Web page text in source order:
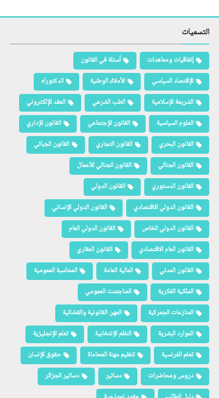
التسميات
إتفاقيات ومعاهدات
أسئلة في القانون
الإقتصاد السياسي
الأملاك الوطنية
الدكتوراه
الشريعة الإسلامية
الطب الشرعي
العقد الإلكتروني
العلوم السياسية
القانون الإجتماعي
القانون الإداري
القانون البحري
القانون التجاري
القانون الجبائي
القانون الجنائي
القانون الجنائي للأعمال
القانون الدستوري
القانون الدولي
القانون الدولي الاقتصادي
القانون الدولي الإنساني
القانون الدولي الخاص
القانون الدولي العام
القانون العام الاقتصادي
القانون العقاري
القانون المدني
المالية العامة
المحاسبة العمومية
الملكية الفكرية
المناجمنت العمومي
المنازعات الجمركية
المهن القانونية والقضائية
الموارد البشرية
النظم الإنتخابية
تعلم الإنجليزية
تعلم الفرنسية
تنظيم مهنة المحاماة
حقوق الإنسان
دروس ومحاضرات
دساتير
دساتير الجزائر